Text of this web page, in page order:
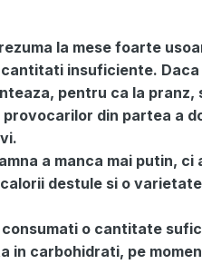
la mese foarte
insuficiente.
pentru ca la pranz,
din partea a
a manca mai putin, ci
destule si o
o cantitate
in carbohidrati, pe